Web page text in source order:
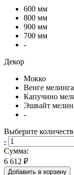
600 мм
800 мм
900 мм
700 мм
-
Декор
Мокко
Венге мелинга
Капучино
Эшвайт
-
Выберите
-
Сумма:
6 612 ₽
Добавить в корзину